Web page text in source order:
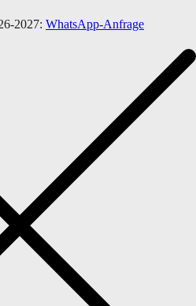
2027: WhatsApp-Anfrage
Home
Favorites